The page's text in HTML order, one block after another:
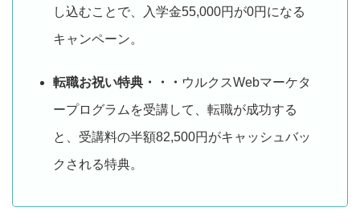
し込むことで、入学金55,000円が0円になる
キャンペーン。
転職お祝い特典・・・ ウルクスWebマーケタ
ープログラムを受講して、転職が成功する
と、受講料の半額82,500円がキャッシュバッ
クされる特典。